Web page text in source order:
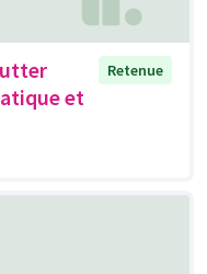
et
Retenue